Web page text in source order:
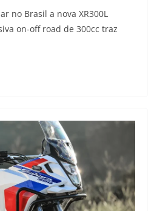
no Brasil a nova XR300L
on-off road de 300cc traz